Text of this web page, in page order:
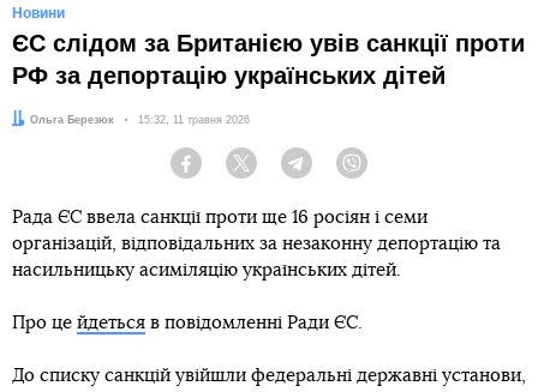
Новини
ЄС слідом за Британією увів санкції проти
РФ за депортацію українських дітей
Автор:
Ольга Березюк Дата:
15:32, 11 травня 2026
Facebook Twitter Telegram
Рада ЄС ввела санкції проти ще 16 росіян і семи
організацій, відповідальних за незаконну депортацію та
насильницьку асиміляцію українських дітей.
Про це йдеться в повідомленні Ради ЄС.
До списку санкцій увійшли федеральні державні установи,